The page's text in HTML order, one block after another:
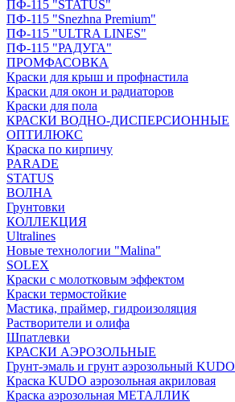
ПФ-115 "STATUS"
ПФ-115 "Snezhna Premium"
ПФ-115 "ULTRA LINES"
ПФ-115 "РАДУГА"
ПРОМФАСОВКА
Краски для крыш и профнастила
Краски для окон и радиаторов
Краски для пола
КРАСКИ ВОДНО-ДИСПЕРСИОННЫЕ
ОПТИЛЮКС
Краска по кирпичу
PARADE
STATUS
ВОЛНА
Грунтовки
КОЛЛЕКЦИЯ
Ultralines
Новые технологии "Malina"
SOLEX
Краски с молотковым эффектом
Краски термостойкие
Мастика, праймер, гидроизоляция
Растворители и олифа
Шпатлевки
КРАСКИ АЭРОЗОЛЬНЫЕ
Грунт-эмаль и грунт аэрозольный KUDO
Краска KUDO аэрозольная акриловая
Краска аэрозольная МЕТАЛЛИК